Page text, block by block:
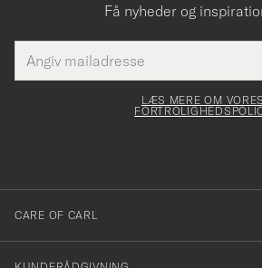
Få nyheder og
mailadresse
skal
Tack
för
dig
till
vårt
nyhetsbrev!
LÆS MERE OM VORES
CARE OF CARL